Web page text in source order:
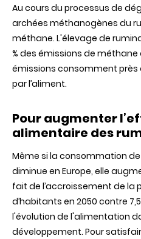
Au cours du processus de
archées méthanogènes du
méthane. L'élevage de
% des émissions de
émissions consomment près
par l’aliment.
Pour augmenter
alimentaire des
Même si la consommation
diminue en Europe, elle
fait de l’accroissement de la
d’habitants en 2050 contre
l'évolution de l'alimentation
développement. Pour